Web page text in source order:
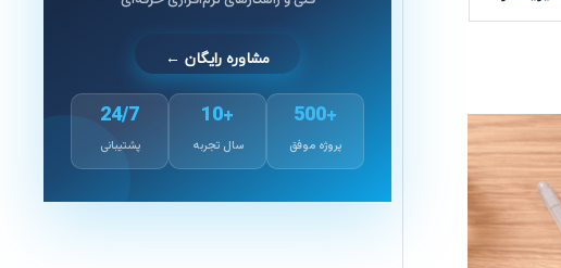
مشاوره رایگان ←
+500
پروژه موفق
+10
سال تجربه
24/7
پشتیبانی